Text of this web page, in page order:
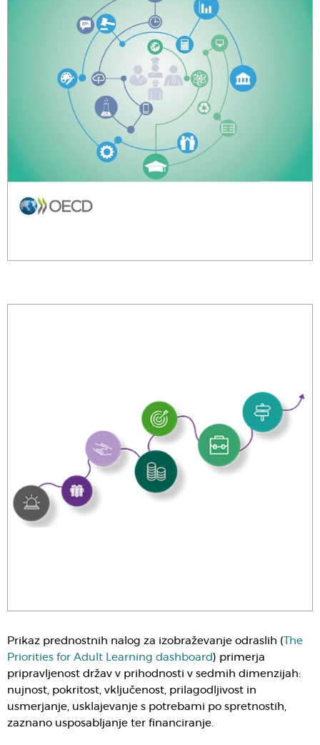
Prikaz prednostnih nalog za izobraževanje odraslih ( The
Priorities for Adult Learning dashboard ) primerja
pripravljenost držav v prihodnosti v sedmih dimenzijah:
nujnost, pokritost, vključenost, prilagodljivost in
usmerjanje, usklajevanje s potrebami po spretnostih,
zaznano usposabljanje ter financiranje.